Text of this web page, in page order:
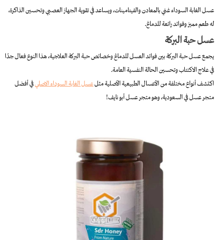
عسل الغابة السوداء غني بالمعادن والفيتامينات، ويساعد في تقوية الجهاز العصبي وتحسين الذاكرة،
له طعم مميز وفوائد رائعة للدماغ.
عسل حبة البركة
يجمع عسل حبة البركة بين فوائد العسل للدماغ وخصائص حبة البركة العلاجية، هذا النوع فعال جدًا
في علاج الاكتئاب وتحسين الحالة النفسية العامة.
اكتشف أنواع مختلفة من الأعسال الطبيعية الأصلية مثلعسل الغابة السوداء الاصليفي أفضل
متجر عسل في السعودية، وهو متجر عسل أبو نايف!